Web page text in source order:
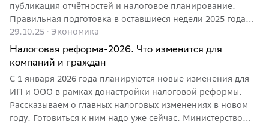
публикация отчётностей и налоговое планирование.
Правильная подготовка в оставшиеся недели 2025 года
может существенно повлиять на итоговые финансовые
показатели портфеля. Рассмотрим ключевые аспекты
налогового учёта — механизм сальдирования убытков,
налогообложения дивидендов.
29.10.25 · Экономика
Налоговая реформа-2026. Что изменится для
компаний и граждан
С 1 января 2026 года планируются новые изменения для
ИП и ООО в рамках донастройки налоговой реформы.
Рассказываем о главных налоговых изменениях в новом
году. Готовиться к ним надо уже сейчас. Министерство